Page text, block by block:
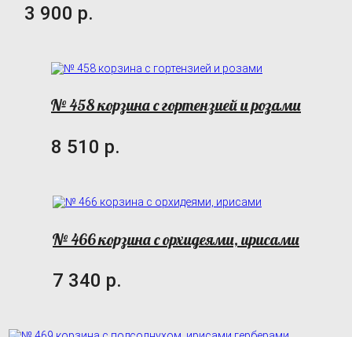
3 900 р.
№ 458 корзина с гортензией и розами
8 510 р.
№ 466 корзина с орхидеями, ирисами
7 340 р.